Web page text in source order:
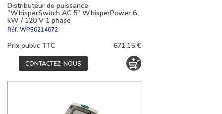
Distributeur de puissance
"WhisperSwitch AC 5" WhisperPower 6
kW / 120 V 1 phase
Réf. WP50214672
Prix public TTC 671,15 €
CONTACTEZ-NOUS